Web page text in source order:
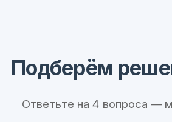
Подберём
Ответьте на 4 вопроса —